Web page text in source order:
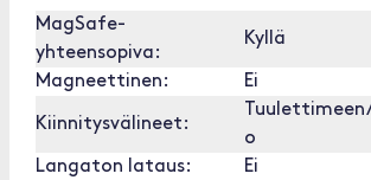
MagSafe-
yhteensopiva:
Kyllä
Magneettinen: Ei
Kiinnitysvälineet:
o
Langaton lataus:
Ei